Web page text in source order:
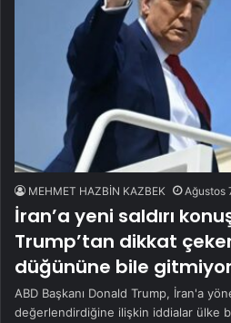
MEHMET HAZBİN KAZBEK Ağustos
İran’a yeni saldırı
Trump’tan dikkat
düğününe bile gitmiyor
ABD Başkanı Donald Trump, İran'a
değerlendirdiğine ilişkin iddialar ülke